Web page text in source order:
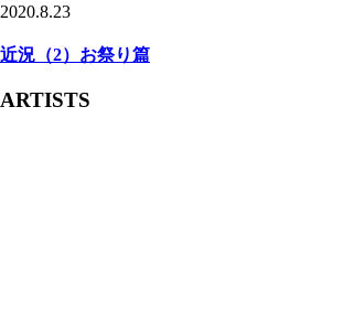
2020.8.23
近況（2）お祭り篇
ARTISTS